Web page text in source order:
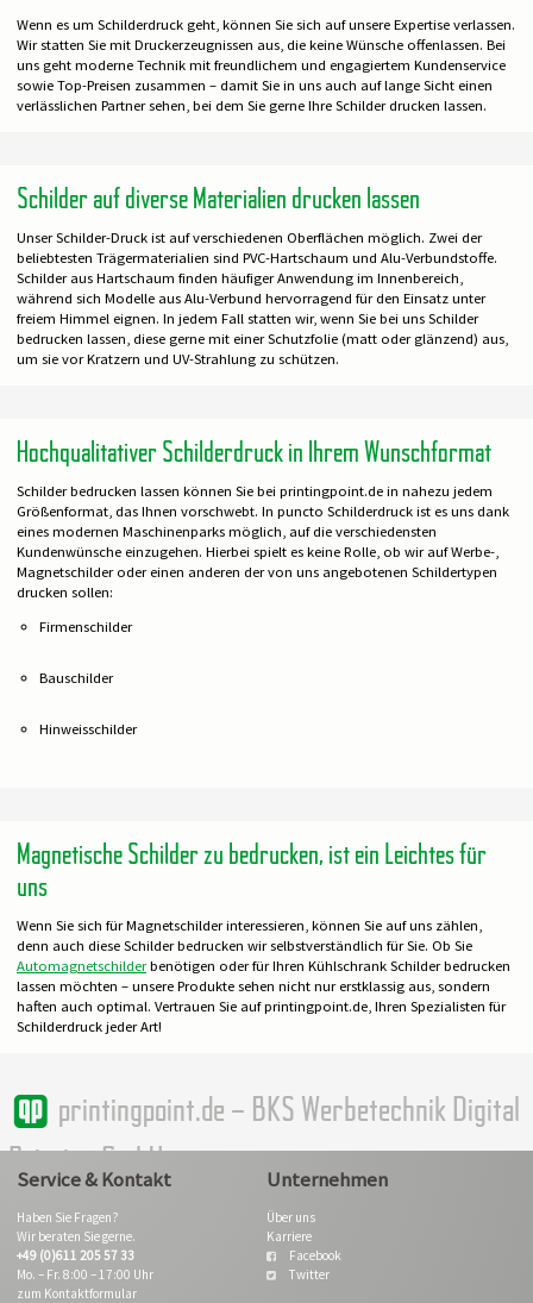
Wenn es um Schilderdruck geht, können Sie sich auf unsere Expertise verlassen.
Wir statten Sie mit Druckerzeugnissen aus, die keine Wünsche offenlassen. Bei
uns geht moderne Technik mit freundlichem und engagiertem Kundenservice
sowie Top-Preisen zusammen – damit Sie in uns auch auf lange Sicht einen
verlässlichen Partner sehen, bei dem Sie gerne Ihre Schilder drucken lassen.
Schilder auf diverse Materialien drucken lassen
Unser Schilder-Druck ist auf verschiedenen Oberflächen möglich. Zwei der
beliebtesten Trägermaterialien sind PVC-Hartschaum und Alu-Verbundstoffe.
Schilder aus Hartschaum finden häufiger Anwendung im Innenbereich,
während sich Modelle aus Alu-Verbund hervorragend für den Einsatz unter
freiem Himmel eignen. In jedem Fall statten wir, wenn Sie bei uns Schilder
bedrucken lassen, diese gerne mit einer Schutzfolie (matt oder glänzend) aus,
um sie vor Kratzern und UV-Strahlung zu schützen.
Hochqualitativer Schilderdruck in Ihrem Wunschformat
Schilder bedrucken lassen können Sie bei printingpoint.de in nahezu jedem
Größenformat, das Ihnen vorschwebt. In puncto Schilderdruck ist es uns dank
eines modernen Maschinenparks möglich, auf die verschiedensten
Kundenwünsche einzugehen. Hierbei spielt es keine Rolle, ob wir auf Werbe-,
Magnetschilder oder einen anderen der von uns angebotenen Schildertypen
drucken sollen:
Firmenschilder
Bauschilder
Hinweisschilder
Magnetische Schilder zu bedrucken, ist ein Leichtes für
uns
Wenn Sie sich für Magnetschilder interessieren, können Sie auf uns zählen,
denn auch diese Schilder bedrucken wir selbstverständlich für Sie. Ob Sie
Automagnetschilderbenötigen oder für Ihren Kühlschrank Schilder bedrucken
lassen möchten – unsere Produkte sehen nicht nur erstklassig aus, sondern
haften auch optimal. Vertrauen Sie auf printingpoint.de, Ihren Spezialisten für
Schilderdruck jeder Art!
printingpoint.de – BKS Werbetechnik Digital
Printing GmbH
Service & Kontakt
Haben Sie Fragen?
Wir beraten Sie gerne.
+49 (0)611 205 57 33
Mo. – Fr. 8:00 – 17:00 Uhr
zum Kontaktformular
Unternehmen
Über uns
Karriere
Facebook
Twitter